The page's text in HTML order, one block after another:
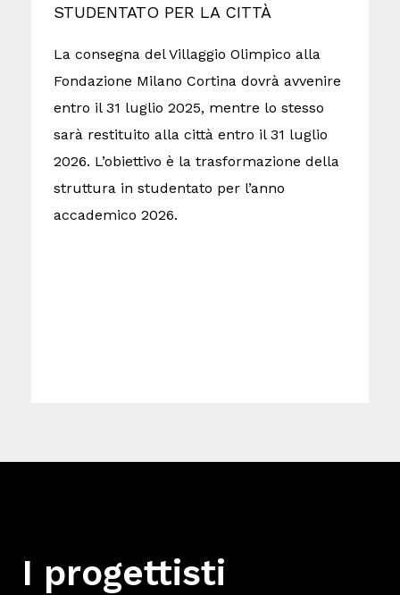
STUDENTATO PER LA CITTÀ
La consegna del Villaggio Olimpico alla
Fondazione Milano Cortina dovrà avvenire
entro il 31 luglio 2025, mentre lo stesso
sarà restituito alla città entro il 31 luglio
2026. L’obiettivo è la trasformazione della
struttura in studentato per l’anno
accademico 2026.
I progettisti